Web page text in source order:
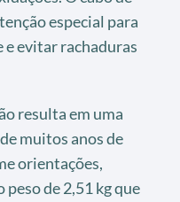
especial para
evitar rachaduras
resulta em uma
muitos anos de
orientações,
de 2,51 kg que